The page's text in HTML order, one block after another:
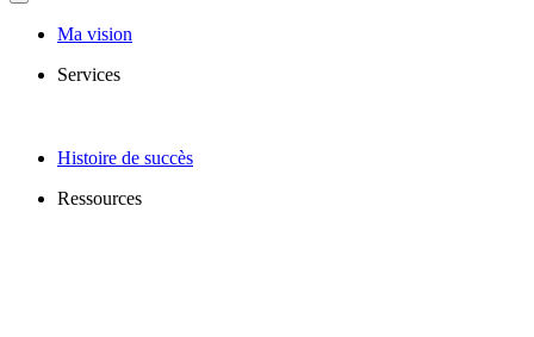
Ma vision
Services
Histoire de succès
Ressources